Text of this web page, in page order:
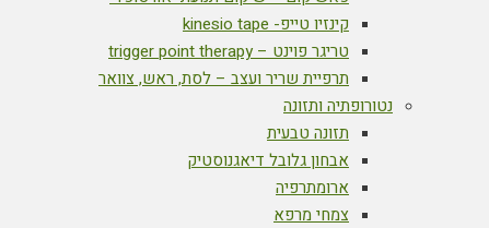
קינזיו טייפ- kinesio tape
טריגר פוינט – trigger point therapy
תרפיית שריר ועצב – לסת, ראש, צוואר
נטורופתיה ותזונה
תזונה טבעית
אבחון גלובל דיאגנוסטיק
ארומתרפיה
צמחי מרפא